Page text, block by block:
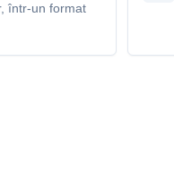
într-un format